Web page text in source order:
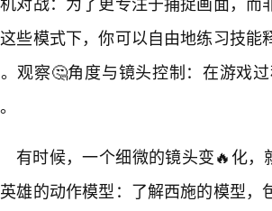
些模式下，你可以自由地练习技
观察🤔角度与镜头控制：在游戏
有时候，一个细微的镜头变🔥化，
雄的动作模型：了解西施的模型